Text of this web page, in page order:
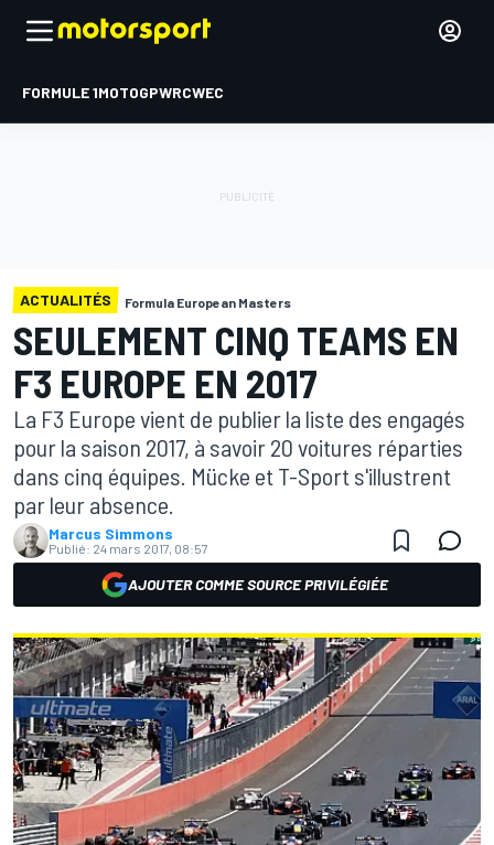
FORMULE 1MOTOGPWRCWEC
ACTUALITÉS Formula European Masters
SEULEMENT CINQ TEAMS EN
F3 EUROPE EN 2017
La F3 Europe vient de publier la liste des engagés
pour la saison 2017, à savoir 20 voitures réparties
dans cinq équipes. Mücke et T-Sport s'illustrent
par leur absence.
Marcus Simmons
Publié: 24 mars 2017, 08:57
AJOUTER COMME SOURCE PRIVILÉGIÉE